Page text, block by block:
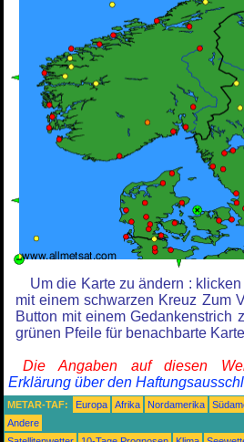
Um die Karte zu ändern :
mit einem schwarzen Kreuz Zum
Button mit einem Gedankenstrich
grünen Pfeile für benachbarte
Die Angaben auf diesen
Erklärung über den
METAR-TAF: Europa Afrika Nordamerika
Andere